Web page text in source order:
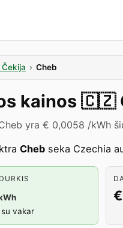
Čekija › Cheb
kainos 🇨🇿
yra € 0,0058 /kWh
Cheb seka Czechia
vakar